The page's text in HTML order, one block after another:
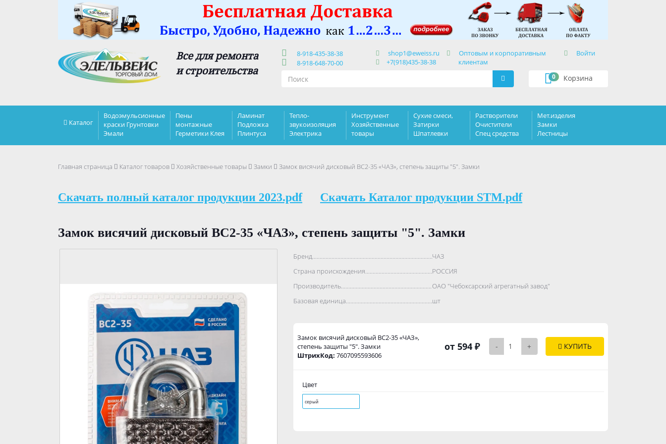
Все для ремонта
и строительства
8-918-435-38-38
8-918-648-70-00
shop1@eweiss.ru
+7(918)435-38-38
Оптовым и корпоративным
клиентам
Войти
Корзина
0
Каталог
Водоэмульсионные
краски Грунтовки
Эмали
Пены
монтажные
Герметики Клея
Ламинат
Подложка
Плинтуса
Тепло-
звукоизоляция
Электрика
Инструмент
Хозяйственные
товары
Сухие смеси,
Затирки
Шпатлевки
Растворители
Очистители
Спец средства
Мет.изделия
Замки
Лестницы
Главная страница Каталог товаров Хозяйственные товары Замки Замок висячий дисковый ВС2-35 «ЧАЗ», степень защиты "5". Замки
Скачать полный каталог продукции 2023.pdf Скачать Каталог продукции STM.pdf
Замок висячий дисковый ВС2-35 «ЧАЗ», степень защиты "5". Замки
Бренд..................................................................................ЧАЗ
Страна происхождения..................................................................................
РОССИЯ
Производитель..................................................................................ОАО "Чебоксарский агрегатный завод"
Базовая единица..................................................................................
шт
Замок висячий дисковый ВС2-35 «ЧАЗ»,
степень защиты "5". Замки
ШтрихКод: 7607095593606
от 594 ₽ - + КУПИТЬ
Цвет
серый